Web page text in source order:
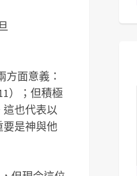
面意義：
）；但積極
也代表以
要是神與他